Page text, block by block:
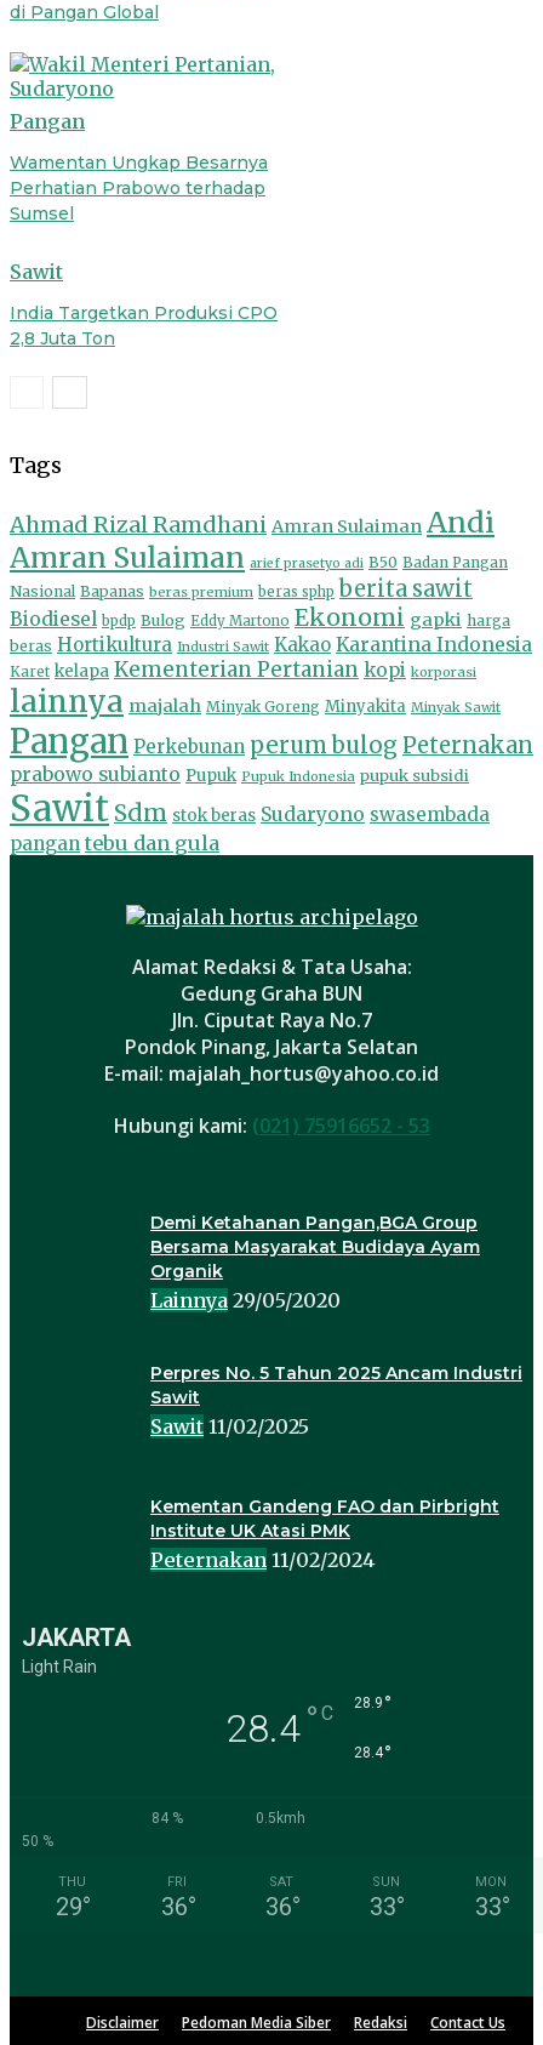
di Pangan Global
Pangan
Wamentan Ungkap Besarnya
Perhatian Prabowo terhadap
Sumsel
Sawit
India Targetkan Produksi CPO
2,8 Juta Ton
Tags
Ahmad Rizal Ramdhani Amran Sulaiman Andi
Amran Sulaiman arief prasetyo adi B50 Badan Pangan
Nasional Bapanas beras premium beras sphp berita sawit
Biodiesel bpdp Bulog Eddy Martono Ekonomi gapki harga
beras Hortikultura Industri Sawit Kakao Karantina Indonesia
Karet kelapa Kementerian Pertanian kopi korporasi
lainnya majalah Minyak Goreng Minyakita Minyak Sawit
Pangan Perkebunan perum bulog Peternakan
prabowo subianto Pupuk Pupuk Indonesia pupuk subsidi
Sawit Sdm stok beras Sudaryono swasembada
pangan tebu dan gula
Alamat Redaksi & Tata Usaha:
Gedung Graha BUN
Jln. Ciputat Raya No.7
Pondok Pinang, Jakarta Selatan
E-mail: majalah_hortus@yahoo.co.id
Hubungi kami: (021) 75916652 - 53
Demi Ketahanan Pangan,BGA Group
Bersama Masyarakat Budidaya Ayam
Organik
Lainnya 29/05/2020
Perpres No. 5 Tahun 2025 Ancam Industri
Sawit
Sawit 11/02/2025
Kementan Gandeng FAO dan Pirbright
Institute UK Atasi PMK
Peternakan 11/02/2024
JAKARTA
Light Rain
28.4° C 28.9 °
28.4°
84 %
0.5kmh
50 %
THU
29°
FRI
36°
SAT
36°
SUN
33°
MON
33°
Disclaimer Pedoman Media Siber Redaksi Contact Us